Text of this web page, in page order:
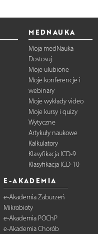
MEDNAUKA
Moja medNauka
Dostosuj
Moje ulubione
Moje konferencje i
webinary
Moje wykłady video
Moje kursy i quizy
Wytyczne
Artykuły naukowe
Kalkulatory
Klasyfikacja ICD-9
Klasyfikacja ICD-10
E-AKADEMIA
e-Akademia Zaburzeń
Mikrobioty
e-Akademia POChP
e-Akademia Chorób